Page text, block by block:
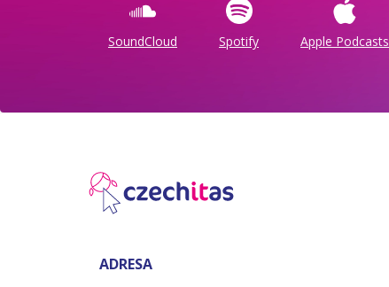
SoundCloud Spotify Apple Podcasts
ADRESA